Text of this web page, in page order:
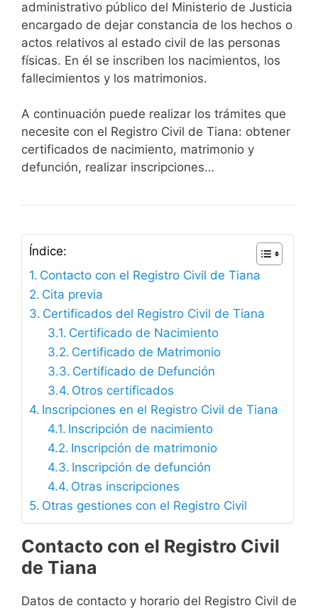
administrativo público del Ministerio de Justicia
encargado de dejar constancia de los hechos o
actos relativos al estado civil de las personas
físicas. En él se inscriben los nacimientos, los
fallecimientos y los matrimonios.
A continuación puede realizar los trámites que
necesite con el Registro Civil de Tiana: obtener
certificados de nacimiento, matrimonio y
defunción, realizar inscripciones…
Índice:
Contacto con el Registro Civil de Tiana
Cita previa
Certificados del Registro Civil de Tiana
Certificado de Nacimiento
Certificado de Matrimonio
Certificado de Defunción
Otros certificados
Inscripciones en el Registro Civil de Tiana
Inscripción de nacimiento
Inscripción de matrimonio
Inscripción de defunción
Otras inscripciones
Otras gestiones con el Registro Civil
Contacto con el Registro Civil
de Tiana
Datos de contacto y horario del Registro Civil de